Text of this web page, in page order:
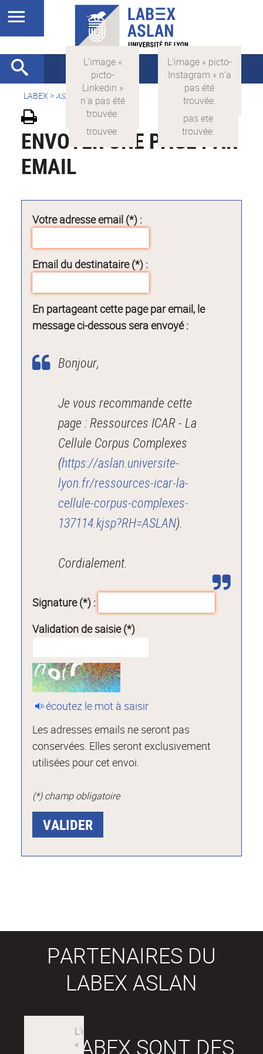
LABEX >ASLAN
ENVOYER UNE PAGE PAR
EMAIL
Votre adresse email (*) :
Email du destinataire (*) :
En partageant cette page par email, le
message ci-dessous sera envoyé :
Bonjour,
Je vous recommande cette
page : Ressources ICAR - La
Cellule Corpus Complexes
(https://aslan.universite-
lyon.fr/ressources-icar-la-
cellule-corpus-complexes-
137114.kjsp?RH=ASLAN).
Cordialement.
Signature (*) :
Validation de saisie (*)
écoutez le mot à saisir
Les adresses emails ne seront pas
conservées. Elles seront exclusivement
utilisées pour cet envoi.
(*) champ obligatoire
PARTENAIRES DU
LABEX ASLAN
LES LABEX SONT DES